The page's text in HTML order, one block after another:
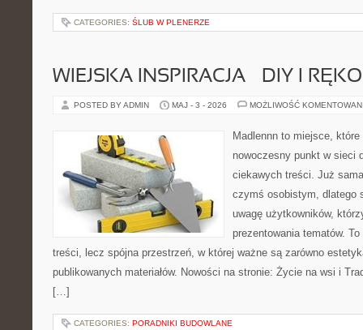
CATEGORIES: ŚLUB W PLENERZE
WIEJSKA INSPIRACJA – DIY I
POSTED BY ADMIN MAJ - 3 - 2026 MOŻLIWOŚĆ
Madlennn to miejsce,
nowoczesny punkt w sieci
ciekawych treści. Już
czymś osobistym, dlatego
uwagę użytkowników,
prezentowania tematów.
treści, lecz spójna przestrzeń, w której ważne są zarówno
publikowanych materiałów. Nowości na stronie: Życie na wsi i
[…]
CATEGORIES: PORADNIKI BUDOWLANE